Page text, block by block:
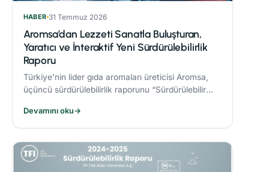
HABER 31 Temmuz 2026
Aromsa’dan Lezzeti Sanatla Buluşturan,
Yaratıcı ve İnteraktif Yeni Sürdürülebilirlik
Raporu
Türkiye’nin lider gıda aromaları üreticisi Aromsa,
üçüncü sürdürülebilirlik raporunu “Sürdürülebilir
Devamını oku→